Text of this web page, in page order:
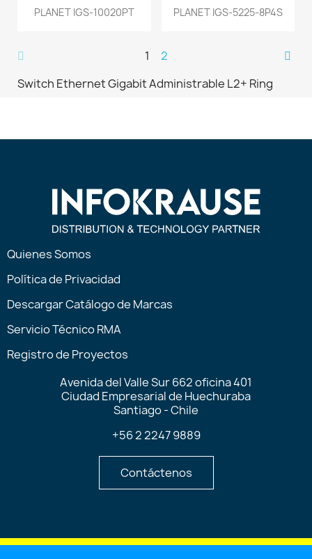
PLANET IGS-10020PT PLANET IGS-5225-8P4S
1
2
Switch Ethernet Gigabit Administrable L2+ Ring
Quienes Somos
Política de Privacidad
Descargar Catálogo de Marcas
Servicio Técnico RMA
Registro de Proyectos
Avenida del Valle Sur 662 oficina 401
Ciudad Empresarial de Huechuraba
Santiago - Chile
+56 2 2247 9889
Contáctenos